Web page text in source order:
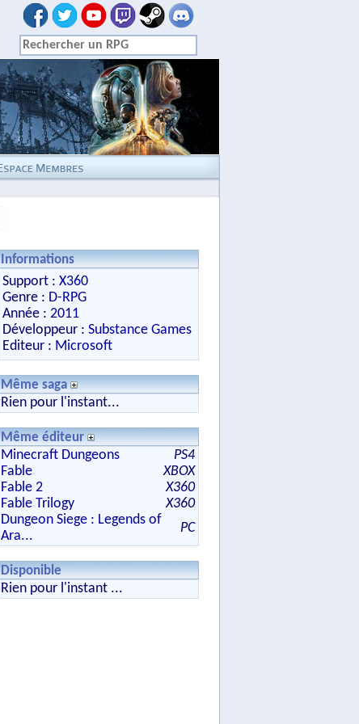
Informations
Support : X360
Genre : D-RPG
Année : 2011
Développeur : Substance Games
Editeur : Microsoft
Même saga
Rien pour l'instant...
Même éditeur
Minecraft Dungeons
PS4
Fable
XBOX
Fable 2
X360
Fable Trilogy
X360
Dungeon Siege : Legends of
Ara...
PC
Disponible
Rien pour l'instant ...